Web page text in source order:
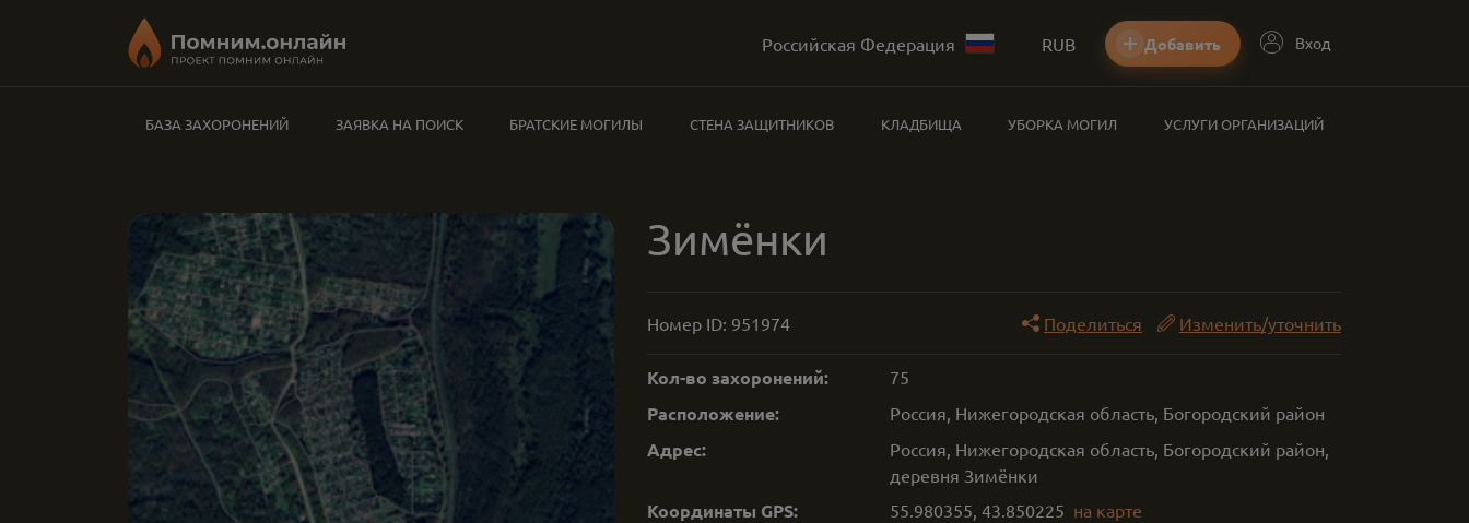
Российская Федерация RUB Добавить Вход
БАЗА ЗАХОРОНЕНИЙ ЗАЯВКА НА ПОИСК БРАТСКИЕ МОГИЛЫ СТЕНА ЗАЩИТНИКОВ КЛАДБИЩА УБОРКА МОГИЛ УСЛУГИ ОРГАНИЗАЦИЙ
Зимёнки
Номер ID: 951974 Поделиться Изменить/уточнить
Кол-во захоронений: 75
Расположение: Россия, Нижегородская область, Богородский район
Адрес:
Россия, Нижегородская область, Богородский район,
деревня Зимёнки
Координаты GPS: 55.980355, 43.850225 на карте